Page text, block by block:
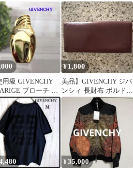
チエキゾチックレ
長財布黒
用級 GIVENCHY
ブローチ 香
モチーフ ゴールド
¥ 1,800
美品】GIVENCHY ジバ
ンシィ 長財布 ボルドー
4Gロゴ 金具 レトロ
¥35,000